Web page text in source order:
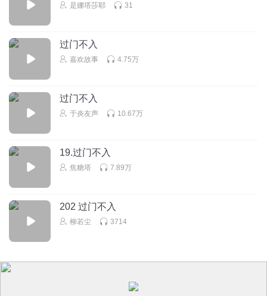
是娜塔莎耶 31
过门不入
嘉欢故事 4.75万
过门不入
于炎友声 10.67万
19.过门不入
焦糖塔 7.89万
202 过门不入
柳若尘 3714